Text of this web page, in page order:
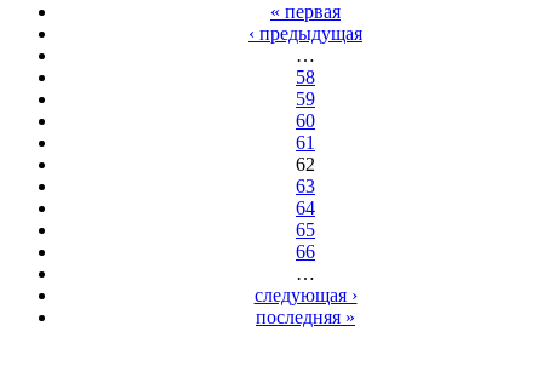
« первая
‹ предыдущая
…
58
59
60
61
62
63
64
65
66
…
следующая ›
последняя »